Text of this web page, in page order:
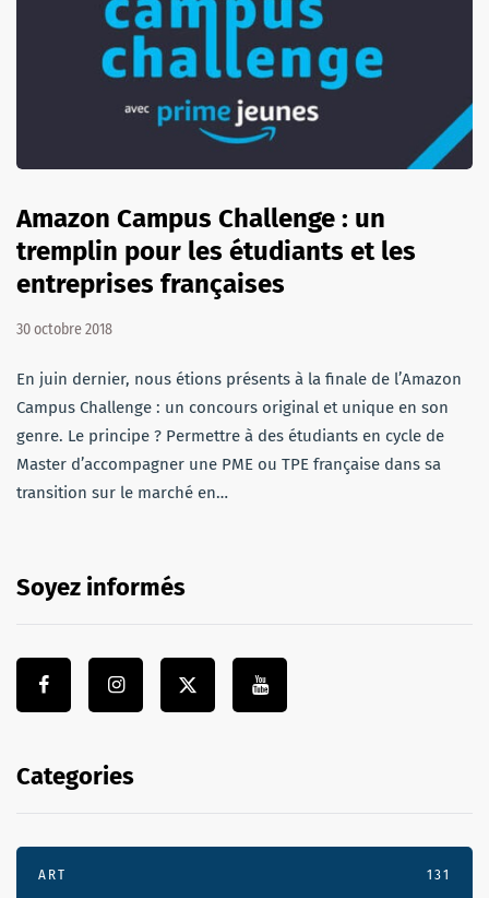
Amazon Campus Challenge : un
tremplin pour les étudiants et les
entreprises françaises
30 octobre 2018
En juin dernier, nous étions présents à la finale de l’Amazon
Campus Challenge : un concours original et unique en son
genre. Le principe ? Permettre à des étudiants en cycle de
Master d’accompagner une PME ou TPE française dans sa
transition sur le marché en…
Soyez informés
Categories
ART 131